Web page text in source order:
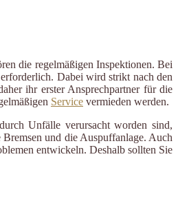
die regelmäßigen Inspektionen. Bei
Dabei wird strikt nach den
ihr erster Ansprechpartner für die
Service vermieden werden.
Unfälle verursacht worden sind,
und die Auspuffanlage. Auch
entwickeln. Deshalb sollten Sie